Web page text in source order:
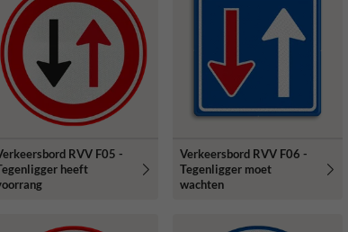
RVV F05 -
heeft
Verkeersbord RVV F06 -
Tegenligger moet
wachten